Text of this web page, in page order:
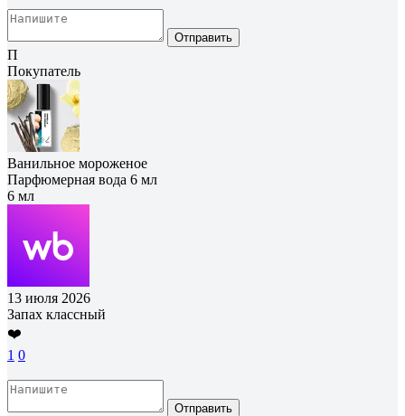
Отправить
П
Покупатель
Ванильное мороженое
Парфюмерная вода 6 мл
6 мл
13 июля 2026
Запах классный
❤️
1 0
Отправить